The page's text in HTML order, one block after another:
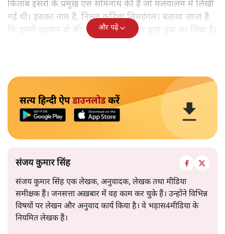
किताब इसरो के प्रमुख एस सोमनाथ की है जो मलयालम में लिखी
गई थी। इसका नाम है, निलवु कुडिचा सिमहंगल। बताया जाता है
कि इसमें चंद्रयान दो की नाकामी से संबंधित कुछ चूक का जिक्र है।
और पढ़ें
सत्य हिन्दी ऐपडाउनलोडकरें
संजय कुमार सिंह
संजय कुमार सिंह एक लेखक, अनुवादक, लेखक तथा मीडिया
समीक्षक हैं। जनसत्ता अख़बार में वह काम कर चुके हैं। उन्होंने विभिन्न
विषयों पर लेखन और अनुवाद कार्य किया है। वे भड़ास4मीडिया के
नियमित लेखक हैं।